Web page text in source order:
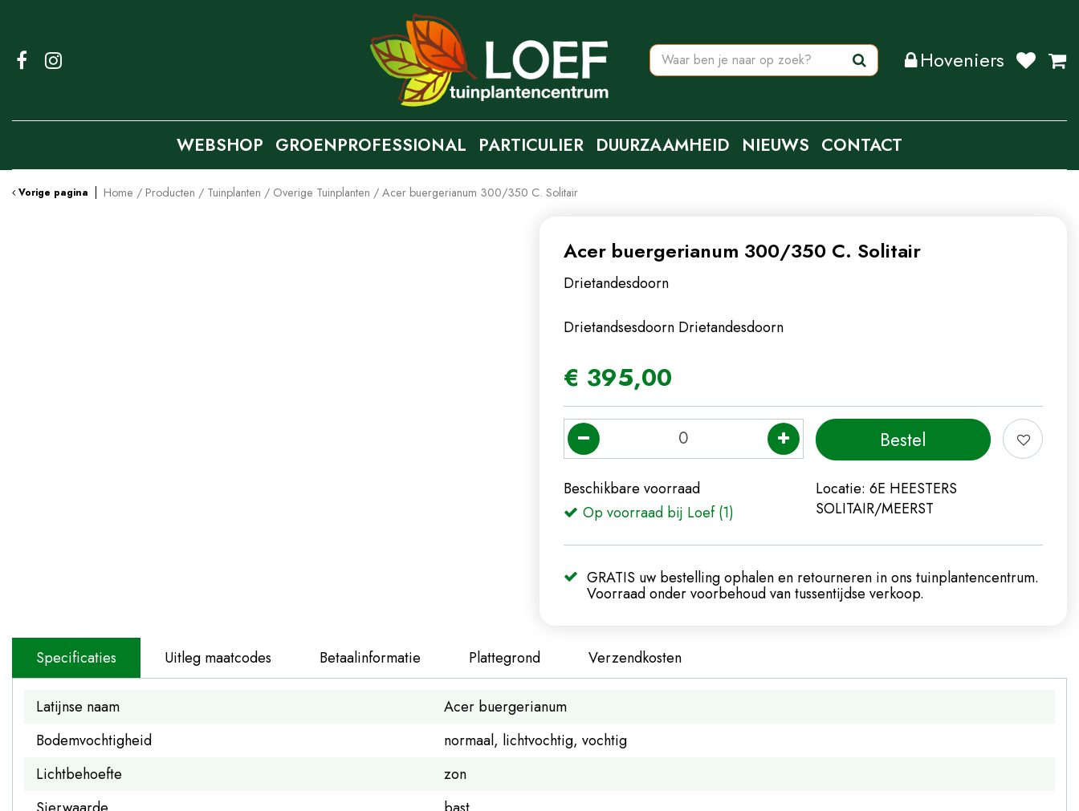
content
Vorige pagina Home Producten Tuinplanten Overige Tuinplanten Acer buergerianum 300/350 C. Solitair
Hoveniers
WEBSHOP GROENPROFESSIONAL PARTICULIER DUURZAAMHEID NIEUWS CONTACT
Acer buergerianum 300/350 C. Solitair
Drietandesdoorn
Drietandsesdoorn Drietandesdoorn
€ 395,00
Beschikbare voorraad
Op voorraad bij Loef (1)
Locatie: 6E HEESTERS
SOLITAIR/MEERST
GRATIS uw bestelling ophalen en retourneren in ons tuinplantencentrum.
Voorraad onder voorbehoud van tussentijdse verkoop.
Specificaties Uitleg maatcodes Betaalinformatie Plattegrond Verzendkosten
Latijnse naam
Acer buergerianum
Bodemvochtigheid
normaal, lichtvochtig, vochtig
Lichtbehoefte
zon